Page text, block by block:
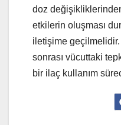
doz değişikliklerinden
etkilerin oluşması
iletişime geçilmelidir.
sonrası vücuttaki
bir ilaç kullanım